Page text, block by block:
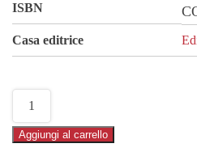
ISBN
Casa editrice
Calendario
magnetico
Raffaello
Aggiungi al carrello